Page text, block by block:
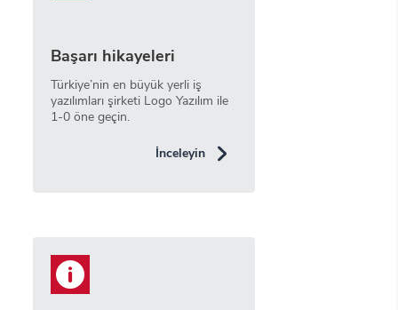
Başarı hikayeleri
Türkiye’nin en büyük yerli iş
yazılımları şirketi Logo Yazılım ile
1-0 öne geçin.
İnceleyin